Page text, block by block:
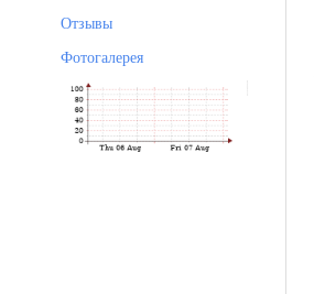
Отзывы
Фотогалерея